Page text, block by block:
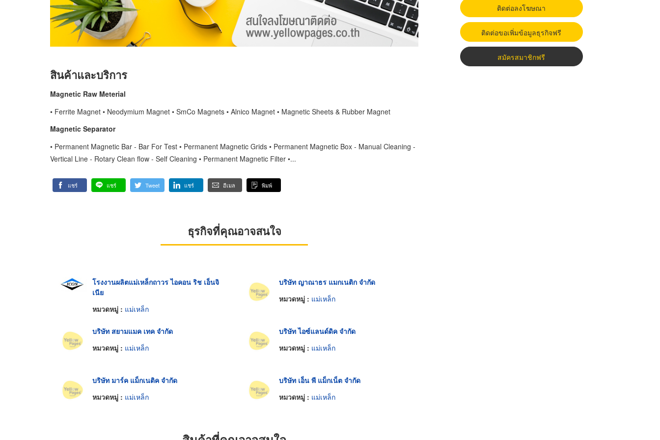
สินค้าและบริการ
Magnetic Raw Meterial
• Ferrite Magnet • Neodymium Magnet • SmCo Magnets • Alnico Magnet • Magnetic Sheets & Rubber Magnet
Magnetic Separator
• Permanent Magnetic Bar - Bar For Test • Permanent Magnetic Grids • Permanent Magnetic Box - Manual Cleaning -
Vertical Line - Rotary Clean flow - Self Cleaning • Permanent Magnetic Filter •...
แชร์ แชร์ Tweet แชร์ อีเมล พิมพ์
ธุรกิจที่คุณอาจสนใจ
โรงงานผลิตแม่เหล็กถาวร ไอคอน ริช เอ็นจิ
เนีย
หมวดหมู่ : แม่เหล็ก
บริษัท ญาณาธร แมกเนติก จำกัด
หมวดหมู่ : แม่เหล็ก
บริษัท สยามแมค เทค จำกัด
หมวดหมู่ : แม่เหล็ก
บริษัท ไอซ์แลนด์ดิค จำกัด
หมวดหมู่ : แม่เหล็ก
บริษัท มาร์ค แม็กเนติค จำกัด
หมวดหมู่ : แม่เหล็ก
บริษัท เอ็น พี แม็กเน็ต จำกัด
หมวดหมู่ : แม่เหล็ก
ติดต่อลงโฆษณา
ติดต่อขอเพิ่มข้อมูลธุรกิจฟรี
สมัครสมาชิกฟรี